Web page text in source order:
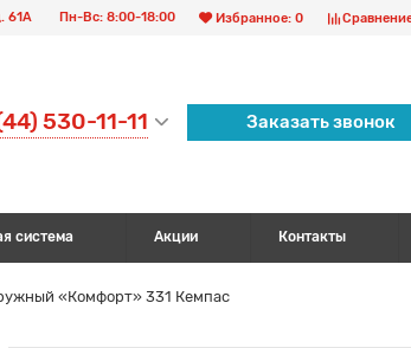
Избранное: 0
61А Пн-Вс: 8:00-18:00
530-11-11 Заказать звонок
система Акции Контакты
«Комфорт» 331 Кемпас